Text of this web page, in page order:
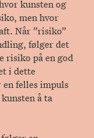
kunsten og
men hvor
Når ”risiko”
følger det
risiko på en god
i dette
felles impuls
å ta